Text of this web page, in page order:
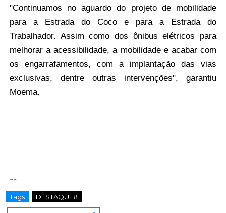
"Continuamos no aguardo do projeto de mobilidade
para a Estrada do Coco e para a Estrada do
Trabalhador. Assim como dos ônibus elétricos para
melhorar a acessibilidade, a mobilidade e acabar com
os engarrafamentos, com a implantação das vias
exclusivas, dentre outras intervenções", garantiu
Moema.
--
Tags DESTAQUE#